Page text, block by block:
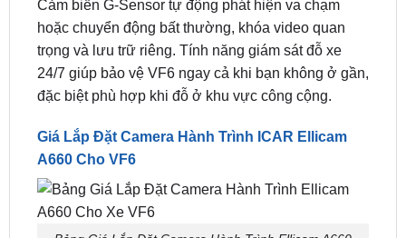
24/7 giúp bảo vệ VF6 ngay cả khi bạn không ở gần,
đặc biệt phù hợp khi đỗ ở khu vực công cộng.
Giá Lắp Đặt Camera Hành Trình ICAR Ellicam
Bảng Giá Lắp Đặt Camera Hành Trình Ellicam A660